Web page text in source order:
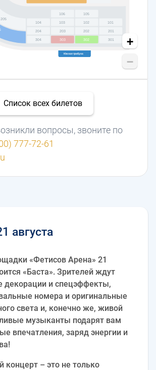
Южная трибуна
101
102
103
104
105
106
201
202
203
204
205
301
302
303
304
+
−
вопросы, звоните по
777-72-61
Список всех билетов
августа
«Фетисов Арена» 21
«Баста». Зрителей ждут
декорации и спецэффекты,
номера и оригинальные
света и, конечно же, живой
музыканты подарят вам
впечатления, заряд энергии и
концерт – это не только